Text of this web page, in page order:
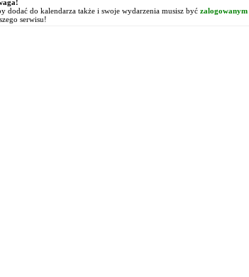
dodać do kalendarza także i swoje wydarzenia musisz być zalogowanym
serwisu!